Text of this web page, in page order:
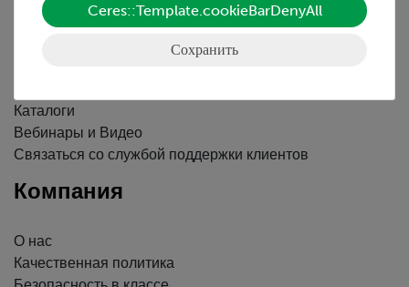
Обслуживание
Каталоги
Вебинары и Видео
Связаться со службой поддержки клиентов
Компания
О нас
Качественная политика
Ceres::Template.cookieBarDenyAll
Сохранить